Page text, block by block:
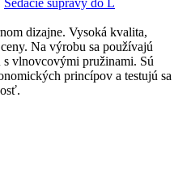
Sedacie súpravy do L
dizajne. Vysoká kvalita,
Na výrobu sa používajú
vlnovcovými pružinami. Sú
princípov a testujú sa